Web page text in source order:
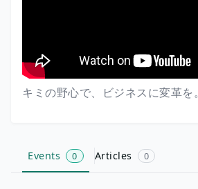
キミの野心で、ビジネスに変革を。
Events 0 Articles 0